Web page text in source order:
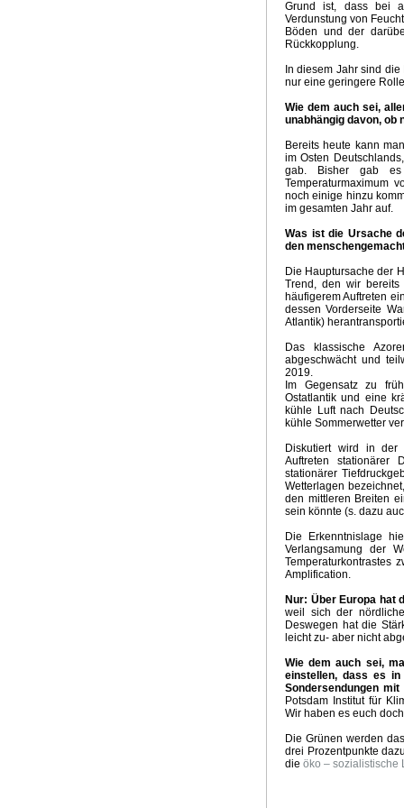
Klimaprogramm der Grünen
CDU
Grüne Weihnachten - Weiße Ostern
Aktuelle
Horror für Erneuerbare
Das Stockholm
Aprilwetter
The Rule of
Klimarückblick 2015
Klimakonferenz Paris
Klimawahn in
Bizarrer Vergleich mit Hitler
Siebenschläfer
Gute Anlageberatung
Klimaversprechen von Elmau
Super Duper El Nino
Sonderabgabe Kohlenkraftwerke
Klima McCarthyismus
Die Wahrheitspresse
Klimaabkommen China - USA
Nasser Juli 2014
Glaube
Zum Feind übergelaufen
Ewige
Schadstoff CO2
Klimatrends 2013/2014
Übliches Ritual
Merkels
Hochwasserkatastrophe
Endloswinter
Frühling
Billion Euro
Ende EU-ETS
Neuer Klima-Alarm
Traum Energiewende
Kalte
Wintervorhersage
Ergebnis
Klimabedrohung CO2
Weltwirtschaft
Klimarepublik Deutschland 2020
Überschwemmungen in Australien
2010 Wärmstes
Energiekonzept der
Hart aber Fair Weltuntergang
Grund ist, dass bei
Verdunstung von
Böden und der
Rückkopplung.
In diesem Jahr sind
nur eine geringere
Wie dem auch sei,
unabhängig davon, ob
Bereits heute kann
im Osten
gab. Bisher gab
Temperaturmaximum
noch einige hinzu
im gesamten Jahr auf.
Was ist die Ursache
den
Die Hauptursache der
Trend, den wir bereits
häufigerem Auftreten
dessen Vorderseite
Atlantik)
Das klassische
abgeschwächt und
2019.
Im Gegensatz zu
Ostatlantik und eine
kühle Luft nach
kühle Sommerwetter
Diskutiert wird in der
Auftreten stationärer
stationärer
Wetterlagen
den mittleren Breiten
sein könnte (s. dazu
Die Erkenntnislage
Verlangsamung der
Temperaturkontrastes
Amplification.
Nur: Über Europa hat
weil sich der
Deswegen hat die
leicht zu- aber nicht
Wie dem auch sei,
einstellen, dass es in
Sondersendungen
Potsdam Institut für
Wir haben es euch
Die Grünen werden
drei Prozentpunkte
die öko – sozialistische